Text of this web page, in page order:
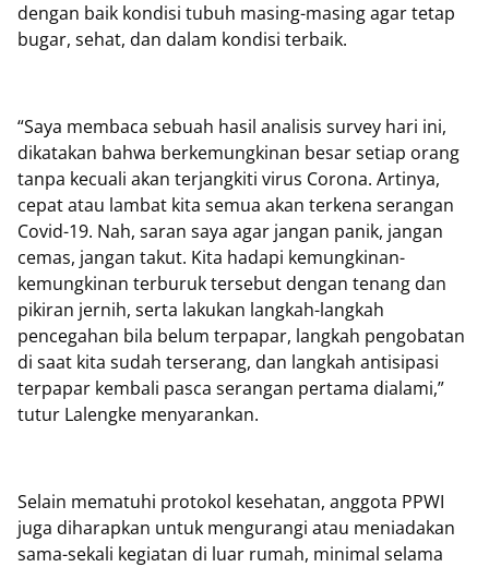
dengan baik kondisi tubuh masing-masing agar tetap
bugar, sehat, dan dalam kondisi terbaik.
“Saya membaca sebuah hasil analisis survey hari ini,
dikatakan bahwa berkemungkinan besar setiap orang
tanpa kecuali akan terjangkiti virus Corona. Artinya,
cepat atau lambat kita semua akan terkena serangan
Covid-19. Nah, saran saya agar jangan panik, jangan
cemas, jangan takut. Kita hadapi kemungkinan-
kemungkinan terburuk tersebut dengan tenang dan
pikiran jernih, serta lakukan langkah-langkah
pencegahan bila belum terpapar, langkah pengobatan
di saat kita sudah terserang, dan langkah antisipasi
terpapar kembali pasca serangan pertama dialami,”
tutur Lalengke menyarankan.
Selain mematuhi protokol kesehatan, anggota PPWI
juga diharapkan untuk mengurangi atau meniadakan
sama-sekali kegiatan di luar rumah, minimal selama